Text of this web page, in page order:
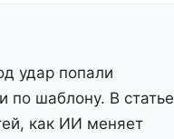
удар попали
по шаблону. В статье
как ИИ меняет